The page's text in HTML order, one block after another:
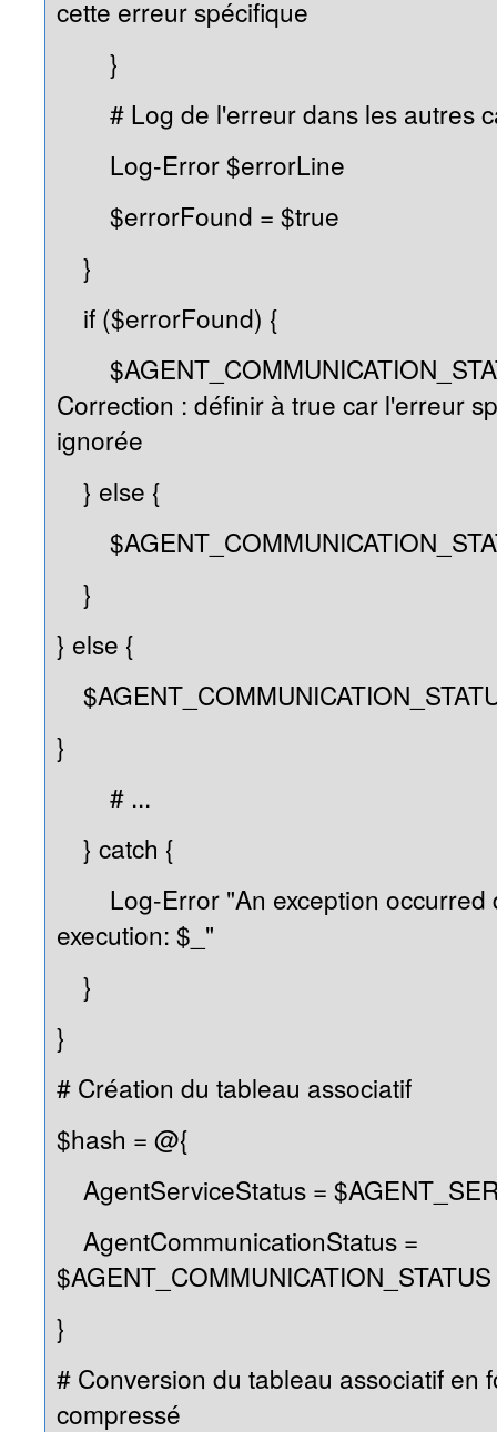
cette erreur spécifique
}
# Log de l'erreur dans les autres
Log-Error $errorLine
$errorFound = $true
}
if ($errorFound) {
Correction : définir à true car l'erreur
ignorée
} else {
}
} else {
}
# ...
} catch {
Log-Error "An exception occurred
execution: $_"
}
}
# Création du tableau associatif
$hash = @{
AgentServiceStatus =
AgentCommunicationStatus =
$AGENT_COMMUNICATION_STATUS
}
# Conversion du tableau associatif en
compressé